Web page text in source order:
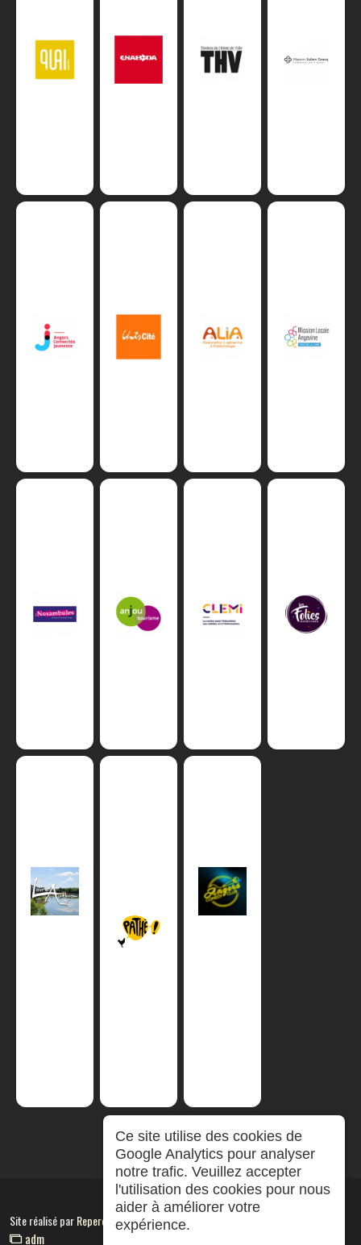
Site réalisé parRepereCom
adm
Ce site utilise des cookies de
Google Analytics pour analyser
notre trafic. Veuillez accepter
l'utilisation des cookies pour nous
aider à améliorer votre
expérience.